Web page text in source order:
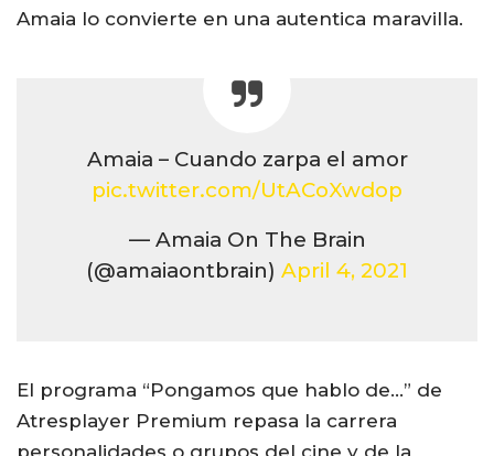
Amaia lo convierte en una autentica maravilla.
Amaia – Cuando zarpa el amor
pic.twitter.com/UtACoXwdop
— Amaia On The Brain
(@amaiaontbrain) April 4, 2021
El programa “Pongamos que hablo de…” de
Atresplayer Premium repasa la carrera
personalidades o grupos del cine y de la